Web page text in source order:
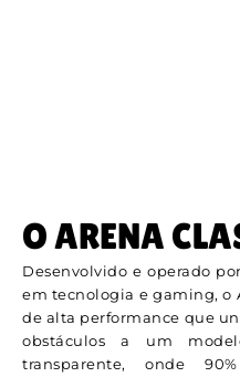
O ARENA
Desenvolvido e operado
em tecnologia e gaming, o
de alta performance que
obstáculos a um
transparente, onde